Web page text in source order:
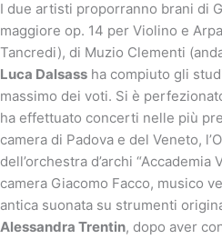
I due artisti proporranno brani di
maggiore op. 14 per Violino e Arpa
Tancredi), di Muzio Clementi
Luca Dalsass ha compiuto gli
massimo dei voti. Si è
ha effettuato concerti nelle più
camera di Padova e del Veneto,
dell’orchestra d’archi
camera Giacomo Facco, musico
antica suonata su strumenti
Alessandra Trentin, dopo aver